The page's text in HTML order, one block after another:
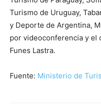
Turismo de Uruguay,
y Deporte de Argentina,
por videoconferencia y el
Funes Lastra.
Fuente: Ministerio de